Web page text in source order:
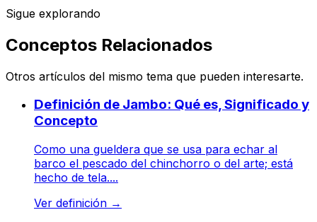
Sigue explorando
Conceptos Relacionados
Otros artículos del mismo tema que pueden interesarte.
Definición de Jambo: Qué es, Significado y
Concepto
Como una gueldera que se usa para echar al
barco el pescado del chinchorro o del arte; está
hecho de tela....
Ver definición →